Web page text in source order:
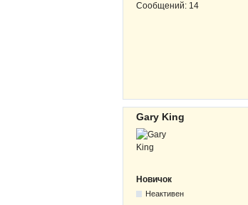
Сообщений: 14
Gary King
Новичок
Неактивен